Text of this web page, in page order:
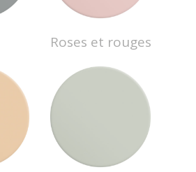
Roses et rouges